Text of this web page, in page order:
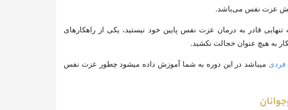
عزت نفس می‌باشد.
قادر به درمان عزت نفس پایین خود نیستید، یکی از راهکارهای
به هیچ عنوان خجالت نکشید.
فردی میباشد در این دوره به شما آموزش داده میشود چطور عزت نفس